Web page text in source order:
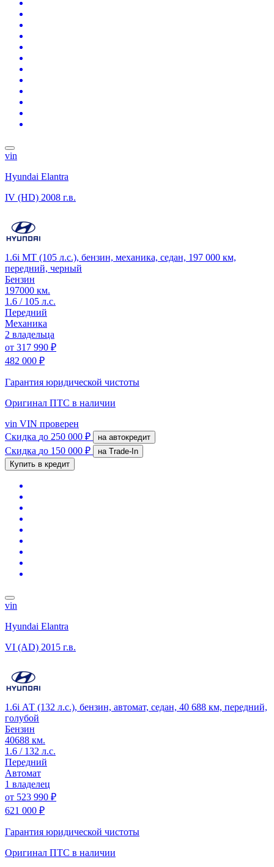
vin
Hyundai Elantra
IV (HD) 2008 г.в.
1.6i MT (105 л.с.), бензин, механика, седан, 197 000 км,
передний, черный
Бензин
197000 км.
1.6 / 105 л.с.
Передний
Механика
2 владельца
от 317 990 ₽
482 000 ₽
Гарантия юридической чистоты
Оригинал ПТС в наличии
vin VIN проверен
Скидка до 250 000 ₽ на автокредит
Скидка до 150 000 ₽
на Trade-In
Купить в кредит
vin
Hyundai Elantra
VI (AD) 2015 г.в.
1.6i АТ (132 л.с.), бензин, автомат, седан, 40 688 км, передний,
голубой
Бензин
40688 км.
1.6 / 132 л.с.
Передний
Автомат
1 владелец
от 523 990 ₽
621 000 ₽
Гарантия юридической чистоты
Оригинал ПТС в наличии